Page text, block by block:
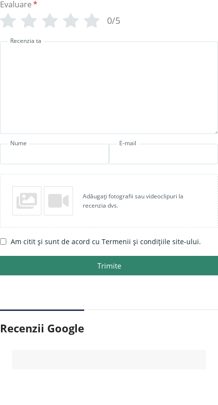
Evaluare*
0/5
Recenzia ta
Nume E-mail
Adăugați fotografii sau videoclipuri la
recenzia dvs.
Am citit și sunt de acord cu Termenii și condițiile site-ului.
Trimite
Recenzii Google